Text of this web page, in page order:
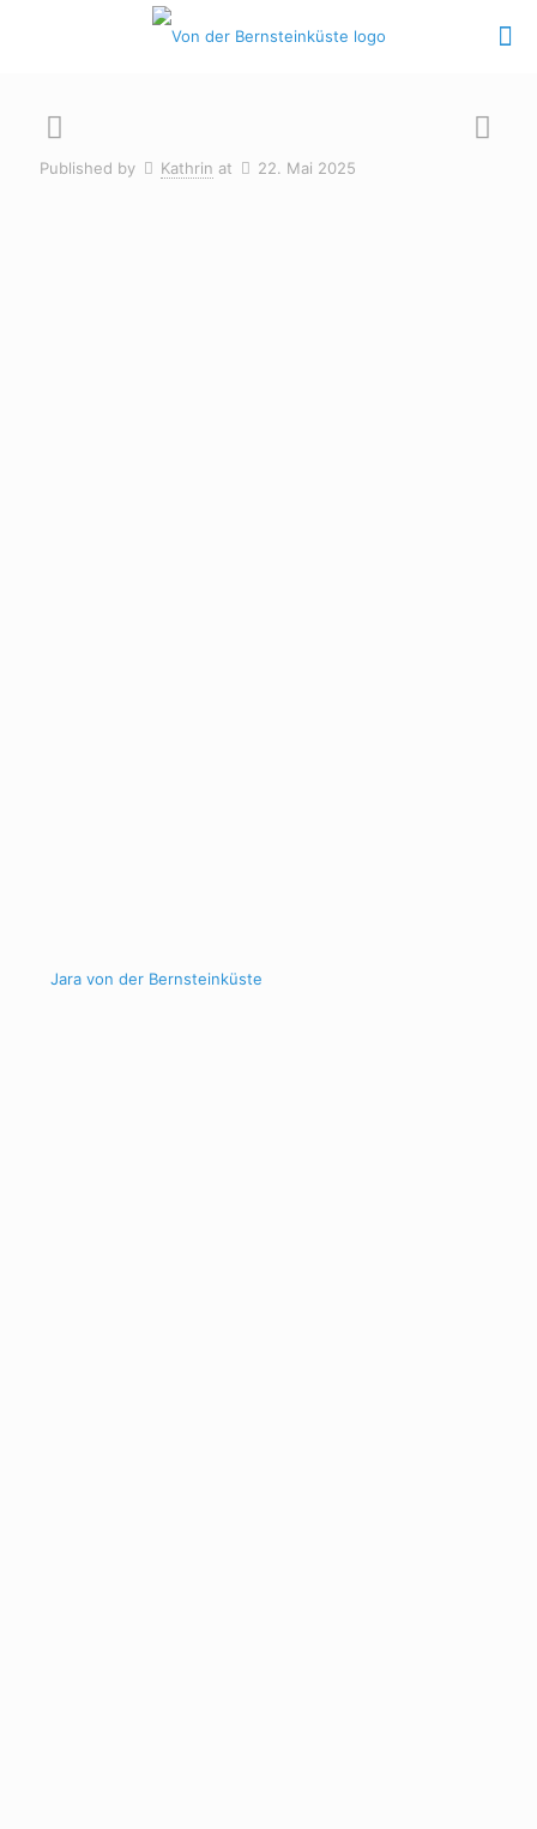
Published by Kathrin at 22. Mai 2025
Jara von der Bernsteinküste